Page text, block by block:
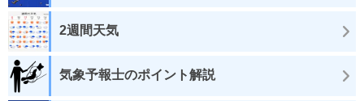
2週間天気
気象予報士のポイント解説